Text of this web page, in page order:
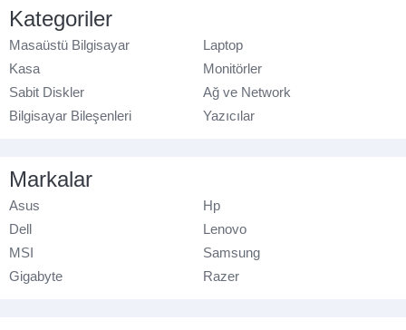
Kategoriler
Masaüstü Bilgisayar
Laptop
Kasa
Monitörler
Sabit Diskler
Ağ ve Network
Bilgisayar Bileşenleri
Yazıcılar
Markalar
Asus
Hp
Dell
Lenovo
MSI
Samsung
Gigabyte
Razer